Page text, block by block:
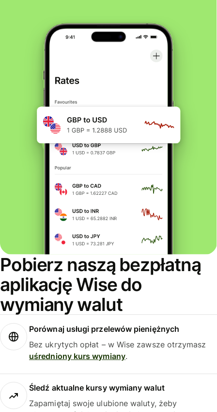
Pobierz naszą bezpłatną
aplikację Wise do
wymiany walut
Porównaj usługi przelewów pieniężnych
Bez ukrytych opłat – w Wise zawsze otrzymasz
uśredniony kurs wymiany.
Śledź aktualne kursy wymiany walut
Zapamiętaj swoje ulubione waluty, żeby